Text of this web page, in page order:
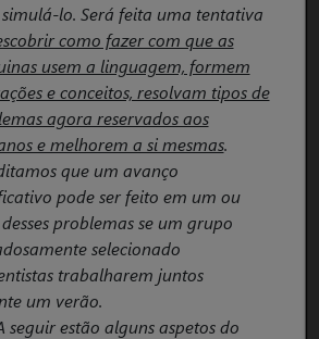
lo. Será feita uma tentativa
como fazer com que as
usem a lin­gua­gem, formem
e conceitos, resolvam tipos de
agora reservados aos
e melhorem a si mesmas.
que um avan­ço
pode ser feito em um ou
problemas se um grupo
selecionado
trabalharem juntos
um verão.
seguir estão alguns aspetos do